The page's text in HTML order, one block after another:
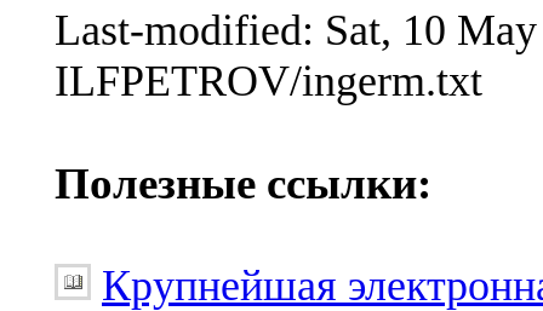
Last-modified: Sat, 10
ILFPETROV/ingerm.txt
Полезные ссылки:
Крупнейшая